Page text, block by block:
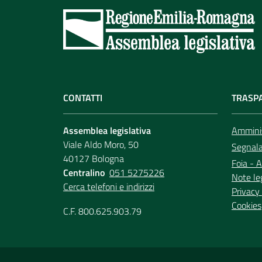
CONTATTI
Assemblea legislativa
Viale Aldo Moro, 50
40127 Bologna
Centralino 051 5275226
Cerca telefoni e indirizzi
C.F. 800.625.903.79
Foia -
Note
Cookies